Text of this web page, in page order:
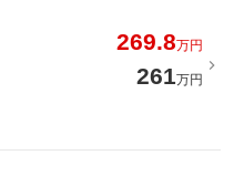
269.8万円
261万円